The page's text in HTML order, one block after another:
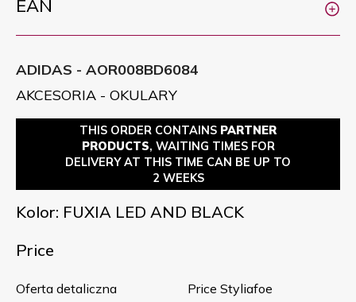
EAN
ADIDAS - AOR008BD6084
AKCESORIA - OKULARY
THIS ORDER CONTAINS PARTNER
PRODUCTS, WAITING TIMES FOR
DELIVERY AT THIS TIME CAN BE UP TO
2 WEEKS
Kolor: FUXIA LED AND BLACK
Price
Oferta detaliczna Price Styliafoe